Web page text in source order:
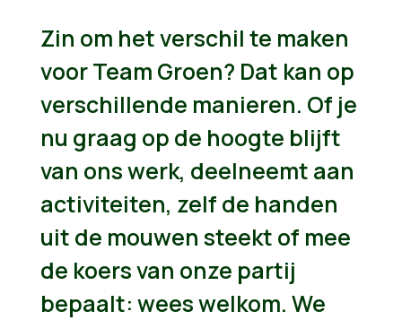
Zin om het verschil te maken
voor Team Groen? Dat kan op
verschillende manieren. Of je
nu graag op de hoogte blijft
van ons werk, deelneemt aan
activiteiten, zelf de handen
uit de mouwen steekt of mee
de koers van onze partij
bepaalt: wees welkom. We